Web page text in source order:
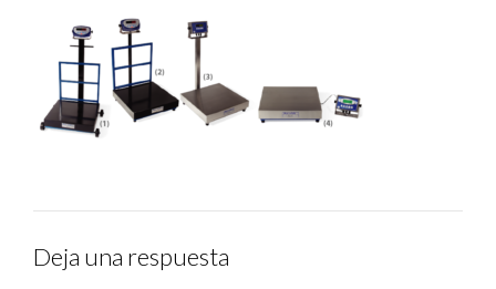
Deja una respuesta